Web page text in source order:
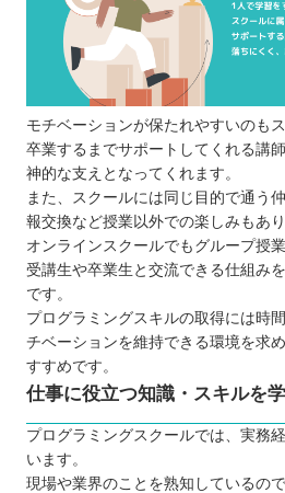
モチベーションが保たれやすいのも
卒業するまでサポートしてくれる講
神的な支えとなってくれます。
また、スクールには同じ目的で通う
報交換など授業以外での楽しみもあり
オンラインスクールでもグループ授
受講生や卒業生と交流できる仕組み
です。
プログラミングスキルの取得には時
チベーションを維持できる環境を求
すすめです。
仕事に役立つ知識・スキルを
プログラミングスクールでは、実務
います。
現場や業界のことを熟知しているの